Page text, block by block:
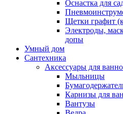
Оснастка для
Щетки графит
Электроды,
допы
Умный дом
Сантехника
Аксессуары для
Мыльницы
Карнизы для
Вантузы